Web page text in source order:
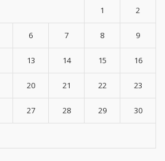
1 2
6 7 8 9
13 14 15 16
20 21 22 23
27 28 29 30